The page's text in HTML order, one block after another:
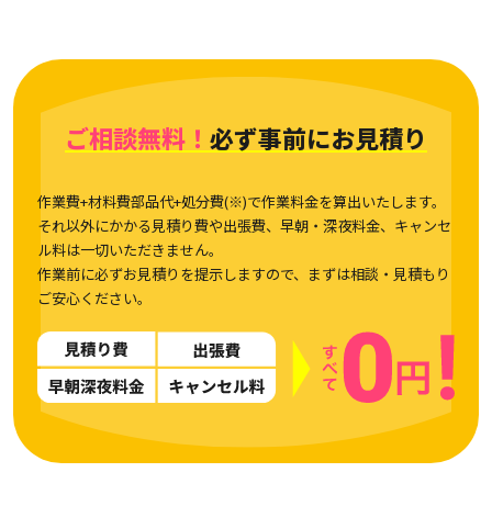
ご相談無料！ 必ず事前にお見積り
作業費+材料費部品代+処分費(※)で作業料金を算出いたします。
それ以外にかかる見積り費や出張費、早朝・深夜料金、キャンセ
ル料は一切いただきません。
作業前に必ずお見積りを提示しますので、まずは相談・見積もり
ご安心ください。